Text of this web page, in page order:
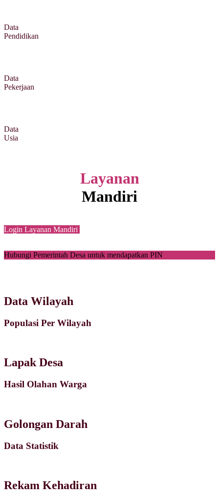
Data
Pendidikan
Data
Pekerjaan
Data
Usia
Layanan
Mandiri
Login Layanan Mandiri
Hubungi Pemerintah Desa untuk mendapatkan PIN
Data Wilayah
Populasi Per Wilayah
Lapak Desa
Hasil Olahan Warga
Golongan Darah
Data Statistik
Rekam Kehadiran